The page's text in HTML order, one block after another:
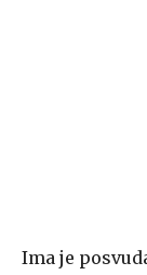
Ima je